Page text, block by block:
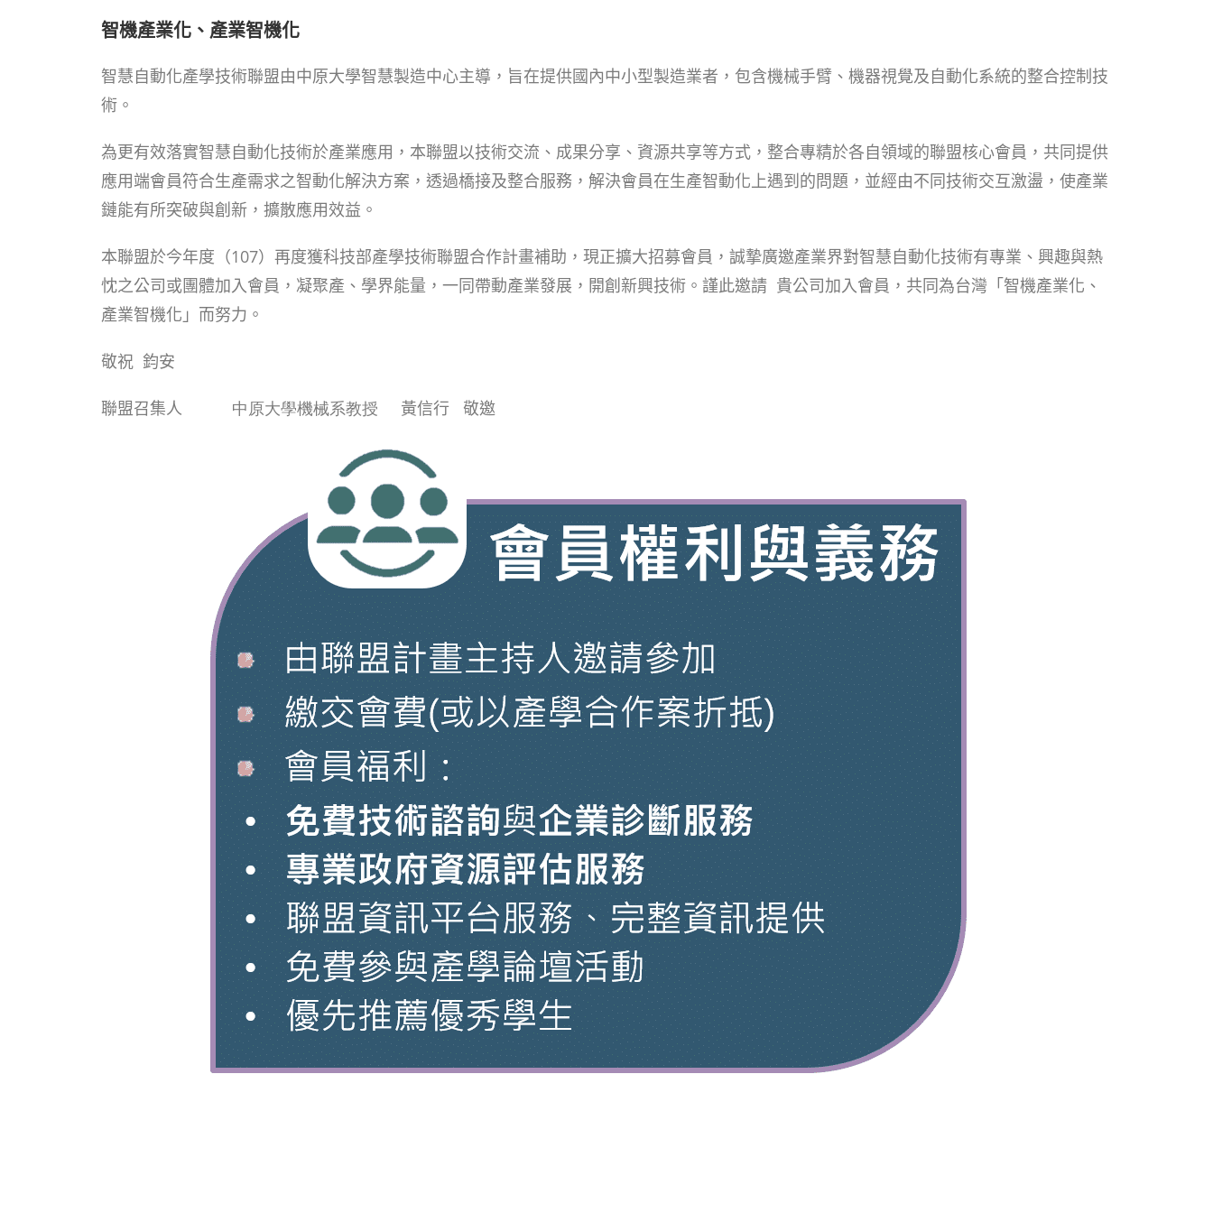
智機產業化、產業智機化
智慧自動化產學技術聯盟由中原大學智慧製造中心主導，旨在提供國內中小型製造業者，包含機械手臂、機器視覺及自動化系統的整合控制技
術。
為更有效落實智慧自動化技術於產業應用，本聯盟以技術交流、 成果分享、資源共享等方式，整合專精於各自領域的聯盟核心會員， 共同提供
應用端會員符合生產需求之智動化解決方案，透過橋接及整合服務，解決會員在生產智動化上遇到的問題，並經由不同技術交互激盪，使產業
鏈能有所突破與創新，擴散應用效益。
本聯盟於今年度（107）再度獲科技部產學技術聯盟合作計畫補助，現正擴大招募會員， 誠摯廣邀產業界對智慧自動化技術有專業、興趣與熱
忱之公司或團體加入會員，凝聚產、學界能量，一同帶動產業發展，開創新興技術。 謹此邀請 貴公司加入會員，共同為台灣「智機產業化、
產業智機化」而努力。
敬祝 鈞安
聯盟召集人 中原大學機械系教授 黃信行 敬邀